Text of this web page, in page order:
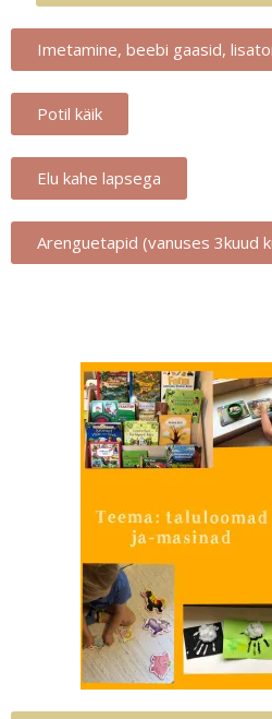
Imetamine, beebi gaasid,
Potil käik
Elu kahe lapsega
Arenguetapid (vanuses 3kuud